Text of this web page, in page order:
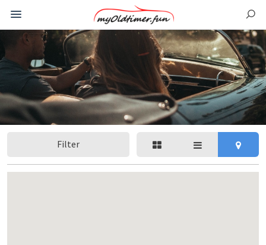
Filter